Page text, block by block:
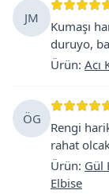
JM
Kumaşı
duruyo,
Ürün: Acı
ÖG
Rengi
rahat
Ürün: Gül
Elbise